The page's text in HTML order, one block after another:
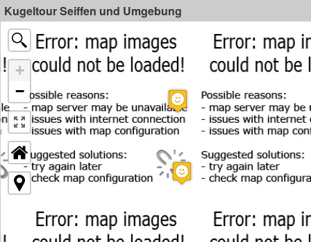
Kugeltour Seiffen und Umgebung
+
−